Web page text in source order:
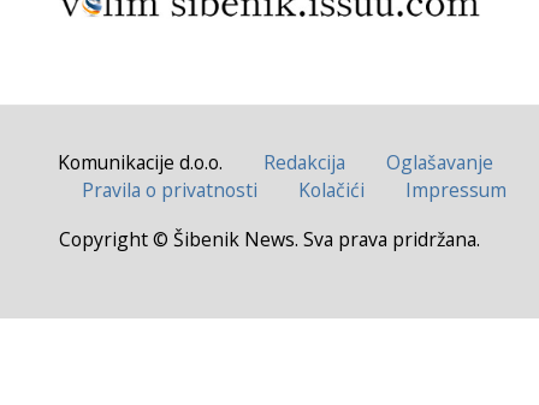
Komunikacije d.o.o. Redakcija
Oglašavanje
Pravila o privatnosti
Kolačići
Impressum
Copyright © Šibenik News. Sva prava pridržana.